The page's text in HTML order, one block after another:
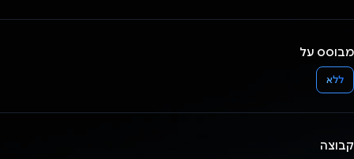
מבוסס על
ללא
קבוצה